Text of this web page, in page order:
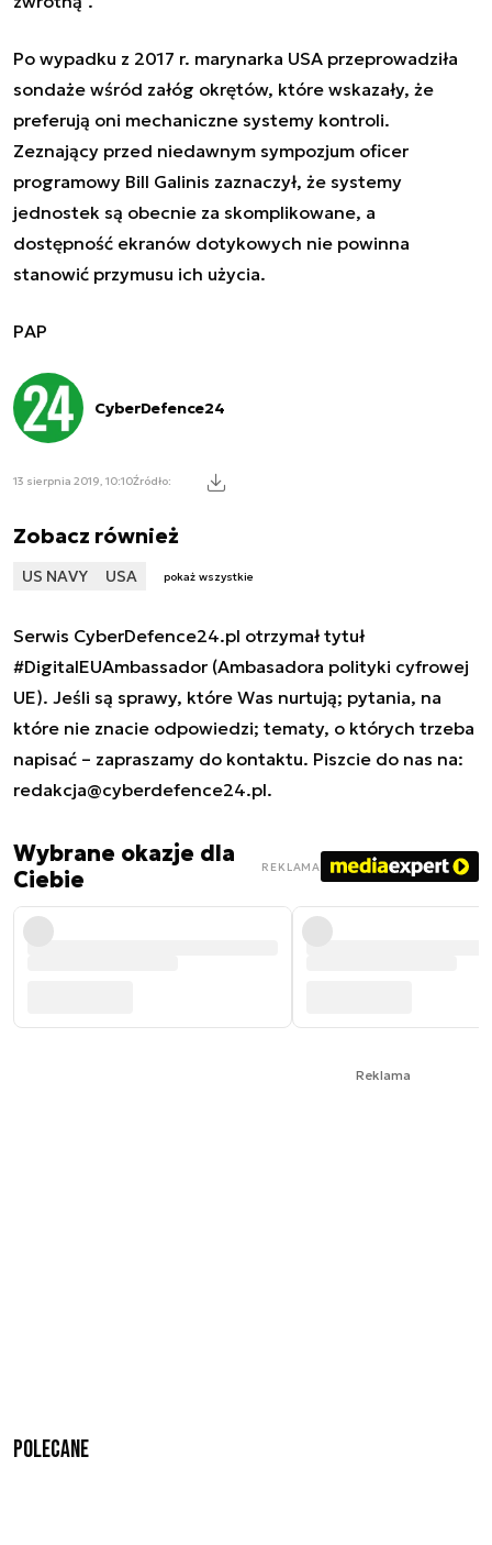
Po wypadku z 2017 r. marynarka USA przeprowadziła
sondaże wśród załóg okrętów, które wskazały, że
preferują oni mechaniczne systemy kontroli.
Zeznający przed niedawnym sympozjum oficer
programowy Bill Galinis zaznaczył, że systemy
jednostek są obecnie za skomplikowane, a
dostępność ekranów dotykowych nie powinna
stanowić przymusu ich użycia.
PAP
CyberDefence24
13 sierpnia 2019, 10:10Źródło:
Zobacz również
US NAVY USA pokaż wszystkie
Serwis CyberDefence24.pl otrzymał tytuł
#DigitalEUAmbassador (Ambasadora polityki cyfrowej
UE). Jeśli są sprawy, które Was nurtują; pytania, na
które nie znacie odpowiedzi; tematy, o których trzeba
napisać – zapraszamy do kontaktu. Piszcie do nas na:
redakcja@cyberdefence24.pl.
Wybrane okazje dla
Ciebie
REKLAMA
Reklama
Polecane